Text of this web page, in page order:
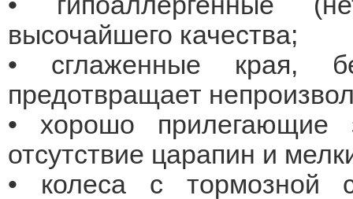
высочайшего качества;
• сглаженные края,
предотвращает
• хорошо
отсутствие царапин и
• колеса с тормозной